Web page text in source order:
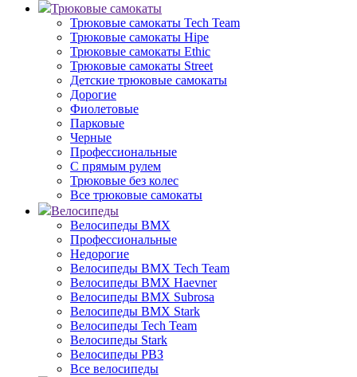
Трюковые самокаты
Трюковые самокаты Tech Team
Трюковые самокаты Hipe
Трюковые самокаты Ethic
Трюковые самокаты Street
Детские трюковые самокаты
Дорогие
Фиолетовые
Парковые
Черные
Профессиональные
С прямым рулем
Трюковые без колес
Все трюковые самокаты
Велосипеды
Велосипеды BMX
Профессиональные
Недорогие
Велосипеды BMX Tech Team
Велосипеды BMX Haevner
Велосипеды BMX Subrosa
Велосипеды BMX Stark
Велосипеды Tech Team
Велосипеды Stark
Велосипеды РВЗ
Все велосипеды